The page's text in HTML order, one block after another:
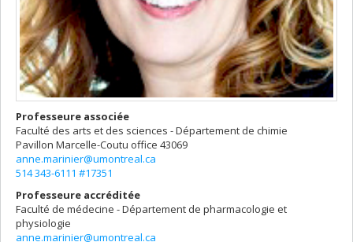
Professeure associée
Faculté des arts et des sciences - Département de chimie
Pavillon Marcelle-Coutu office 43069
anne.marinier@umontreal.ca
514 343-6111 #17351
Professeure accréditée
Faculté de médecine - Département de pharmacologie et
physiologie
anne.marinier@umontreal.ca